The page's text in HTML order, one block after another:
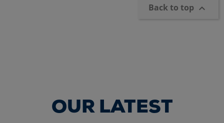
Back to top 
OUR LATEST